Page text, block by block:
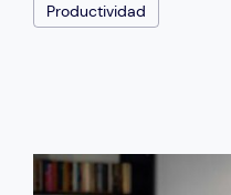
Productividad